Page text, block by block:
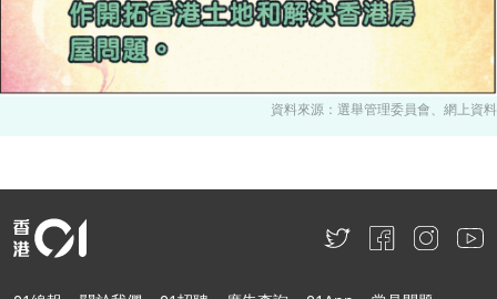
資料來源：選舉管理委員會、網上資料